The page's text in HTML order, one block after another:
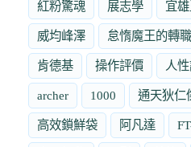
紅粉驚魂 展志學 宜
威均峰澤 怠惰魔王的轉
肯德基 操作評價 人
archer 1000 通天狄仁
高效鎖鮮袋 阿凡達